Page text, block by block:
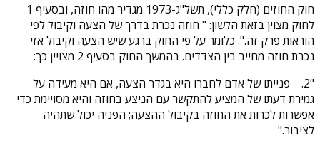
חוק החוזים (חלק כללי), תשל"ג-1973 מגדיר מהו חוזה, ובסעיף 1
לחוק מצוין בזאת הלשון: " חוזה נכרת בדרך של הצעה וקיבול לפי
הוראות פרק זה.". כלומר על פי החוק ברגע שיש הצעה וקיבול אזי
נכרת חוזה מחייב בין הצדדים. בהמשך החוק בסעיף 2 מצויין כך:
"2.
פנייתו של אדם לחברו היא בגדר הצעה, אם היא מעידה על
גמירת דעתו של המציע להתקשר עם הניצע בחוזה והיא מסויימת כדי
אפשרות לכרות את החוזה בקיבול ההצעה; הפניה יכול שתהיה
לציבור."